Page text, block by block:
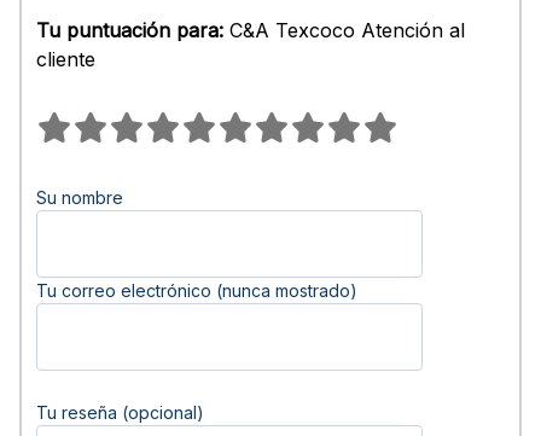
Tu puntuación para: C&A Texcoco Atención al
cliente
Su nombre
Tu correo electrónico (nunca mostrado)
Tu reseña (opcional)